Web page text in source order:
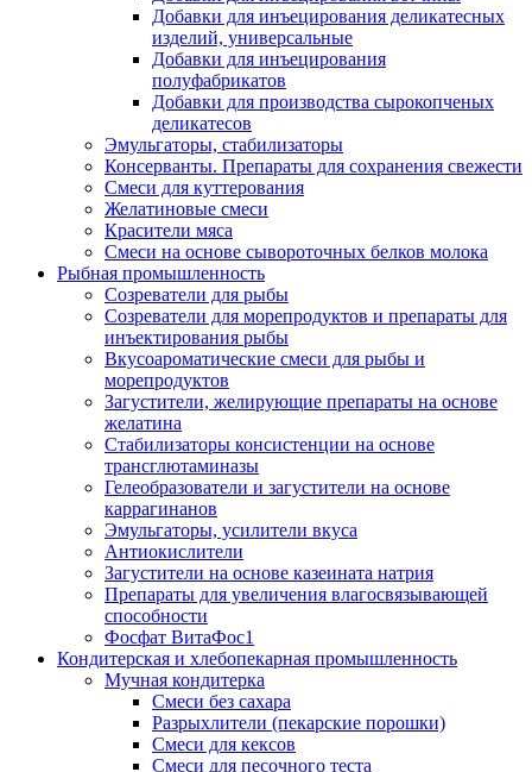
Добавки для инъецирования деликатесных
изделий, универсальные
Добавки для инъецирования
полуфабрикатов
Добавки для производства сырокопченых
деликатесов
Эмульгаторы, стабилизаторы
Консерванты. Препараты для сохранения свежести
Смеси для куттерования
Желатиновые смеси
Красители мяса
Смеси на основе сывороточных белков молока
Рыбная промышленность
Созреватели для рыбы
Созреватели для морепродуктов и препараты для
инъектирования рыбы
Вкусоароматические смеси для рыбы и
морепродуктов
Загустители, желирующие препараты на основе
желатина
Стабилизаторы консистенции на основе
трансглютаминазы
Гелеобразователи и загустители на основе
каррагинанов
Эмульгаторы, усилители вкуса
Антиокислители
Загустители на основе казеината натрия
Препараты для увеличения влагосвязывающей
способности
Фосфат ВитаФос1
Кондитерская и хлебопекарная промышленность
Мучная кондитерка
Смеси без сахара
Разрыхлители (пекарские порошки)
Смеси для кексов
Смеси для песочного теста